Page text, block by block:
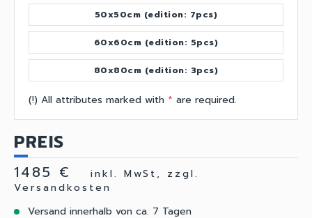
50x50cm (edition: 7pcs)
60x60cm (edition: 5pcs)
80x80cm (edition: 3pcs)
(!) All attributes marked with * are required.
PREIS
1485 €
inkl. MwSt, zzgl.
Versandkosten
Versand innerhalb von ca. 7 Tagen